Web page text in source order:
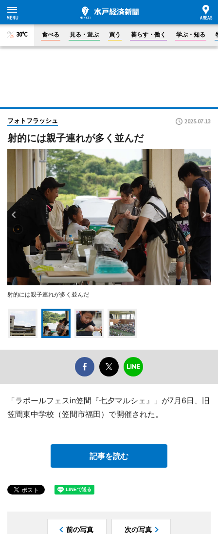
30°C 食べる 見る・遊ぶ 買う 暮らす・働く 学ぶ・知る
フォトフラッシュ 2025.07.13
射的には親子連れが多く並んだ
射的には親子連れが多く並んだ
「ラポールフェスin笠間『七夕マルシェ』」が7月6日、旧
笠間東中学校（笠間市福田）で開催された。
記事を読む
前の写真 次の写真